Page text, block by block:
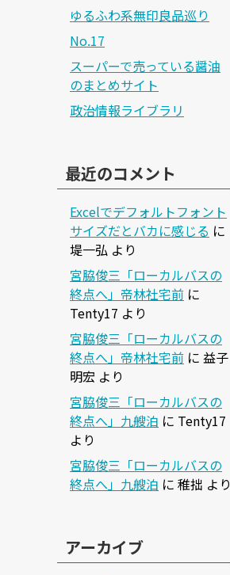
ゆるふわ系無印良品巡り
No.17
スーパーで売っている醤油
のまとめサイト
政治情報ライブラリ
最近のコメント
Excelでデフォルトフォント
サイズだとバカに感じる に
堤一弘 より
宮脇俊三「ローカルバスの
終点へ」帝林社宅前 に
Tenty17 より
宮脇俊三「ローカルバスの
終点へ」帝林社宅前 に 益子
明宏 より
宮脇俊三「ローカルバスの
終点へ」九艘泊 に Tenty17
より
宮脇俊三「ローカルバスの
終点へ」九艘泊 に 稚拙 より
アーカイブ